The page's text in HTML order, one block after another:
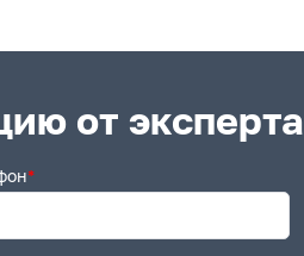
от эксперта
*